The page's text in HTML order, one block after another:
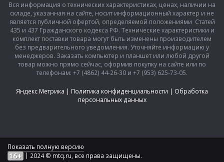
Вся информация о технических характеристиках, ценах, наличии на
складе, указанная на сайте, носит информационный характер и не
является публичной офертой, определяемой положениями Статей
435 и 437 Гражданского кодекса РФ. Технические характеристики и
комплект поставки товара могут быть изменены производителем
без предварительного уведомления. Уточняйте информацию у
менеджеров. Заказать компьютер и планшет или любой другой
товар можно прямо сейчас, оформив покупку на сайте или по
телефонам: +7 (4862) 44-26-30 и +7 (953) 625-73-05.
Яндекс Метрика | Политика конфиденциальности | Обработка
персональных данных
Показать полную версию
| 2024 © mtq.ru, все права защищены.